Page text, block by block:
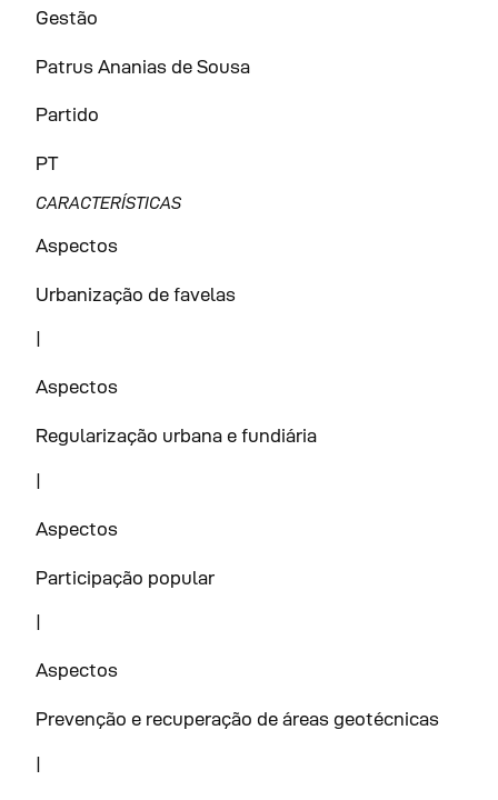
Gestão
Patrus Ananias de Sousa
Partido
PT
CARACTERÍSTICAS
Aspectos
Urbanização de favelas
Aspectos
Regularização urbana e fundiária
Aspectos
Participação popular
Aspectos
Prevenção e recuperação de áreas geotécnicas